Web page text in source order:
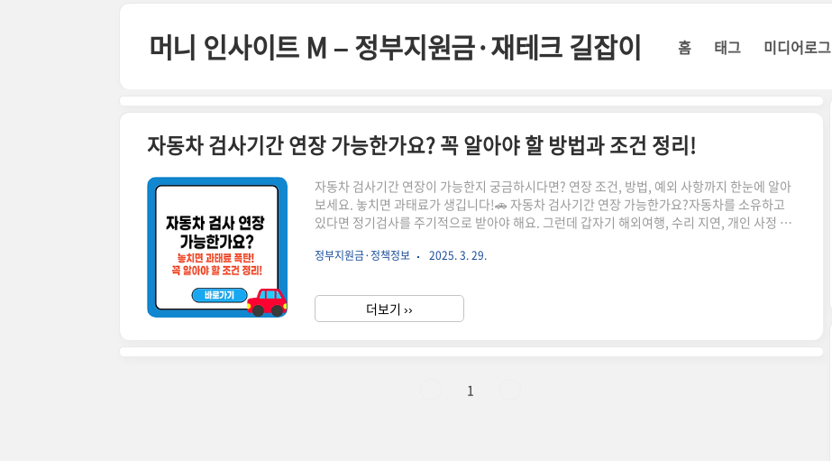
머니 인사이트 M – 정부지원금·재테크 길잡이 홈 태그 미디어로그
자동차 검사기간 연장 가능한가요? 꼭 알아야 할 방법과 조건 정리!
자동차 검사기간 연장이 가능한지 궁금하시다면? 연장 조건, 방법, 예외 사항까지 한눈에 알아
보세요. 놓치면 과태료가 생깁니다!🚗 자동차 검사기간 연장 가능한가요?자동차를 소유하고
있다면 정기검사를 주기적으로 받아야 해요. 그런데 갑자기 해외여행, 수리 지연, 개인 사정 등
일정 조건을 만족하면 연장이 가능합니다. 하지만 무조건 가능한 건 아니며, 신청 시기나 방법,
검사유효기간조회 바로가기👉 ▼ 자세한 정보는 아래에서 계속 이어집니다! ▼ 📝 자동차 정
기검사란?자동차의 안전성과 환경오염 방지를 위해 정해진 주기마다 실시..
정부지원금·정책정보 2025. 3. 29.
더보기 ››
1